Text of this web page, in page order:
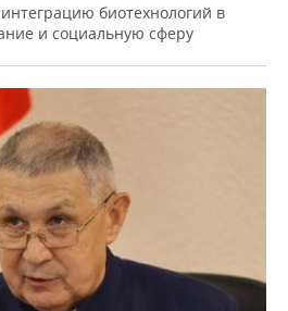
биотехнологий в
и социальную сферу